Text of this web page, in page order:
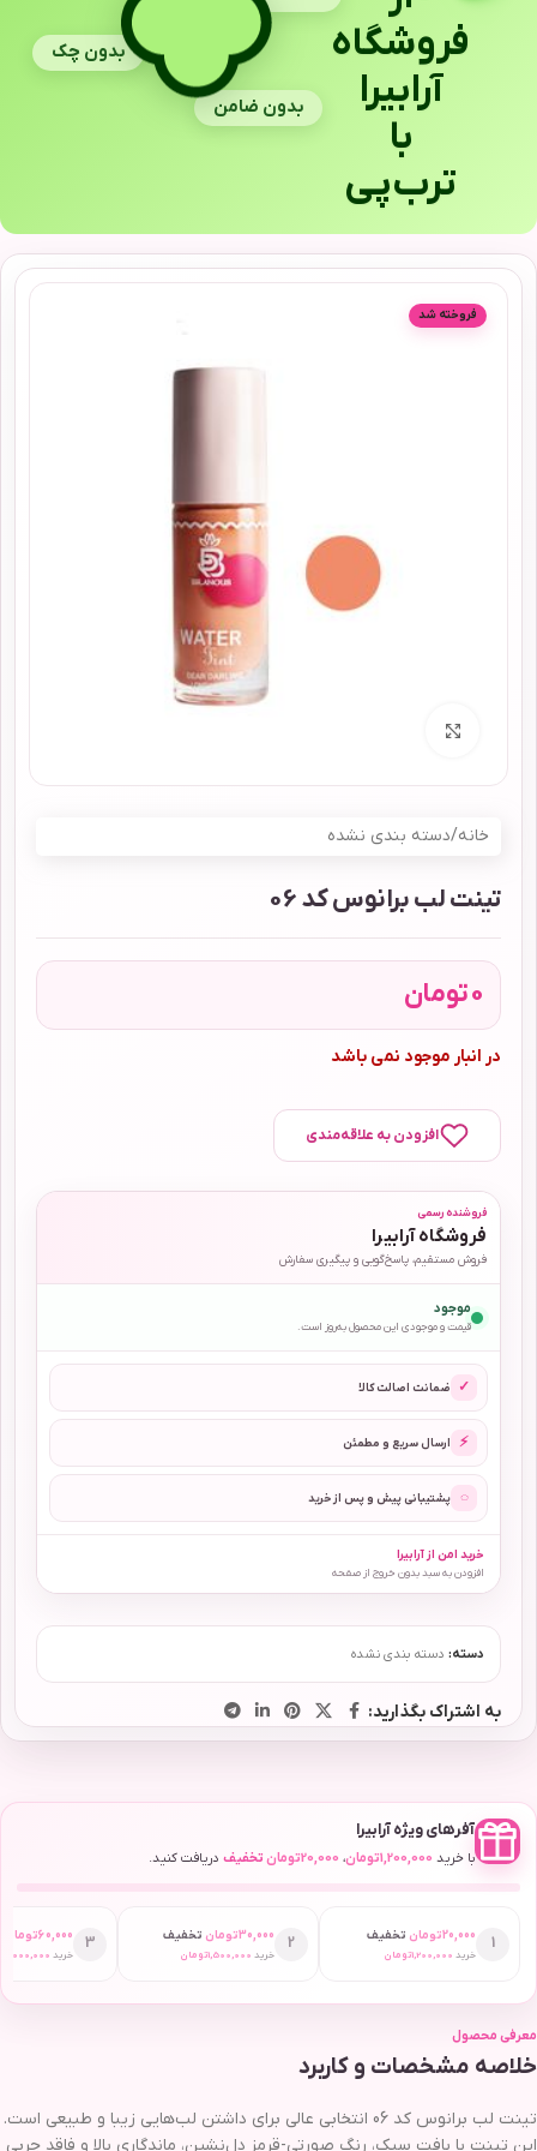
فروشگاه
آرابیرا
با
ترب‌پی
بدون چک
بدون ضامن
فروخته شد
خانه/دسته بندی نشده
تینت لب برانوس کد 06
0تومان
در انبار موجود نمی باشد
افزودن به علاقه‌مندی
فروشنده رسمی
فروشگاه آرابیرا
فروش مستقیم، پاسخ‌گویی و پیگیری سفارش
موجود
قیمت و موجودی این محصول به‌روز است.
✓ ضمانت اصالت کالا
⚡ ارسال سریع و مطمئن
◌ پشتیبانی پیش و پس از خرید
خرید امن از آرابیرا
افزودن به سبد بدون خروج از صفحه
دسته: دسته بندی نشده
به اشتراک بگذارید:
آفرهای ویژه آرابیرا
با خرید 1,200,000تومان، 20,000تومان تخفیف دریافت کنید.
1
20,000تومان تخفیف
خرید 1,200,000تومان
2
30,000تومان تخفیف
خرید 1,500,000تومان
3
60,000تومان
خرید 2,000,000
معرفی محصول
خلاصه مشخصات و کاربرد
تینت لب برانوس کد 06 انتخابی عالی برای داشتن لب‌هایی زیبا و طبیعی است.
این تینت با بافت سبک، رنگ صورتی-قرمز دل‌نشین، ماندگاری بالا و فاقد چربی